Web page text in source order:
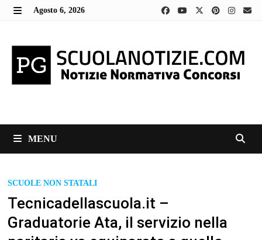
Skip
Agosto 6, 2026
MENU
SCUOLE NON STATALI
Tecnicadellascuola.it –
Graduatorie Ata, il servizio nella